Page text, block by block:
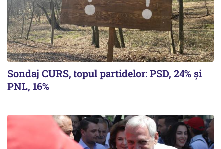
Sondaj CURS, topul partidelor: PSD, 24% şi
PNL, 16%